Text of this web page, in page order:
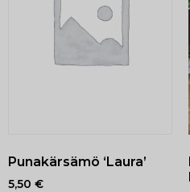
Punakärsämö ‘Laura’
5,50 €